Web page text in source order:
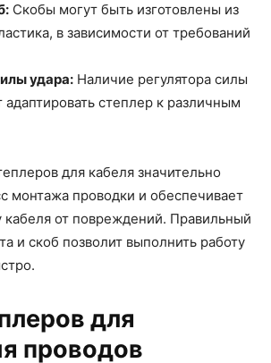
Скобы могут быть изготовлены из
в зависимости от требований
удара: Наличие регулятора силы
адаптировать степлер к различным
для кабеля значительно
монтажа проводки и обеспечивает
от повреждений. Правильный
и скоб позволит выполнить работу
для
проводов